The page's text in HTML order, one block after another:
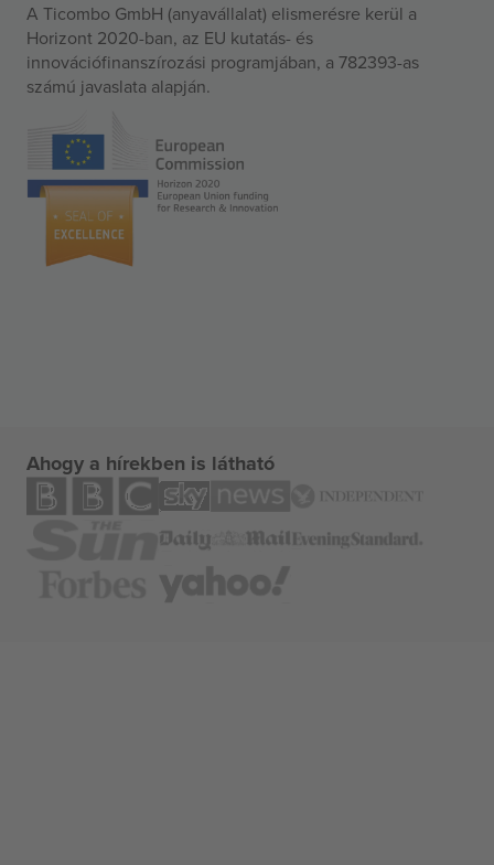
A Ticombo GmbH (anyavállalat) elismerésre kerül a
Horizont 2020-ban, az EU kutatás- és
innovációfinanszírozási programjában, a 782393-as
számú javaslata alapján.
Ahogy a hírekben is látható